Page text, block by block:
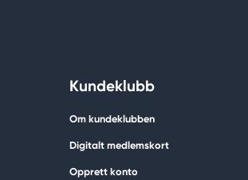
Kundeklubb
Om kundeklubben
Digitalt medlemskort
Opprett konto